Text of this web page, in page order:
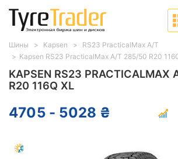
KAPSEN RS23
R20 116Q XL
4705 - 5028 ₴
Шины Kapsen
RS23 PracticalMax A/T
Kapsen RS23 PracticalMax A/T 285/50 R20